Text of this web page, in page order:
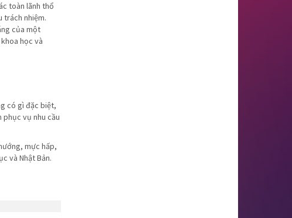
toàn lãnh thổ
trách nhiệm.
của một
học và
có gì đặc biệt,
vụ nhu cầu
mực hấp,
và Nhật Bản.